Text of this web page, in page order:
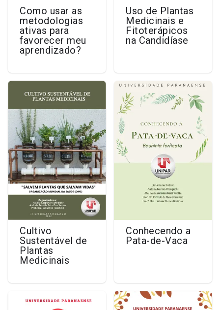
Como usar as
metodologias
ativas para
favorecer meu
aprendizado?
Uso de Plantas
Medicinais e
Fitoterápicos
na Candidíase
Cultivo
Sustentável de
Plantas
Medicinais
Conhecendo a
Pata-de-Vaca